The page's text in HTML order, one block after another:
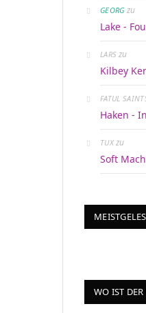
GEORGzu
Lake -
LARS zu
Kilbey
FATUL
Haken -
TUX zu
Soft
WO IST